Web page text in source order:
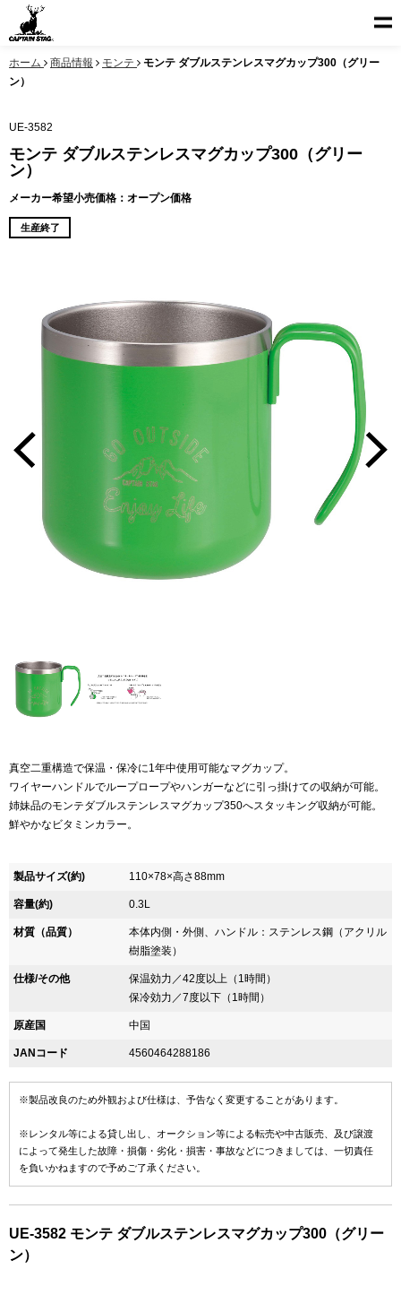
ホーム 商品情報 モンテ
モンテ ダブルステンレスマグカップ300（グリー
ン）
UE-3582
モンテ ダブルステンレスマグカップ300（グリー
ン）
メーカー希望小売価格：オープン価格
生産終了
真空二重構造で保温・保冷に1年中使用可能なマグカップ。
ワイヤーハンドルでループロープやハンガーなどに引っ掛けての収納が可能。
姉妹品のモンテダブルステンレスマグカップ350へスタッキング収納が可能。
鮮やかなビタミンカラー。
製品サイズ(約) 110×78×高さ88mm
容量(約) 0.3L
材質（品質）
本体内側・外側、ハンドル：ステンレス鋼（アクリル
樹脂塗装）
仕様/その他
保温効力／42度以上（1時間）
保冷効力／7度以下（1時間）
原産国 中国
JANコード 4560464288186
※製品改良のため外観および仕様は、予告なく変更することがあります。
※レンタル等による貸し出し、オークション等による転売や中古販売、及び譲渡
によって発生した故障・損傷・劣化・損害・事故などにつきましては、一切責任
を負いかねますので予めご了承ください。
UE-3582 モンテ ダブルステンレスマグカップ300（グリー
ン）